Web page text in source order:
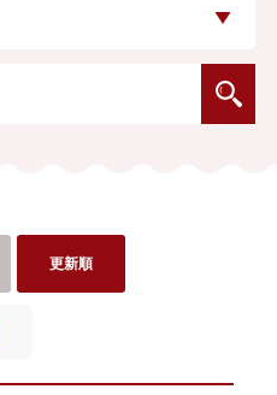
更新順